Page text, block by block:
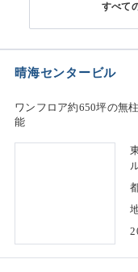
晴海センタービル
ワンフロア約650坪の無
能